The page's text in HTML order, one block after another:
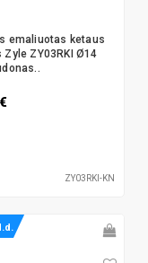
emaliuotas ketaus
Zyle ZY03RKI Ø14
ZY03RKI-KN